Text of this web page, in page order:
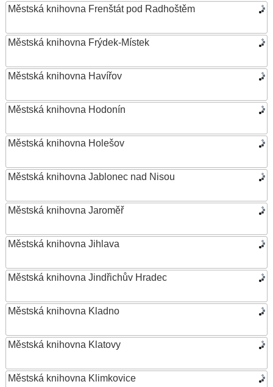
Městská knihovna Frenštát pod Radhoštěm
Městská knihovna Frýdek-Místek
Městská knihovna Havířov
Městská knihovna Hodonín
Městská knihovna Holešov
Městská knihovna Jablonec nad Nisou
Městská knihovna Jaroměř
Městská knihovna Jihlava
Městská knihovna Jindřichův Hradec
Městská knihovna Kladno
Městská knihovna Klatovy
Městská knihovna Klimkovice